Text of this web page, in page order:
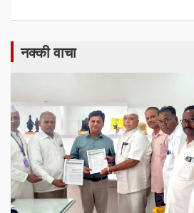
नक्की वाचा